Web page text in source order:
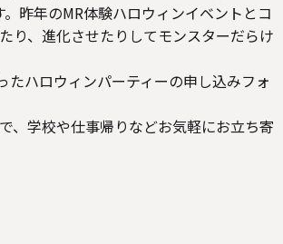
昨年のMR体験ハロウィンイベントとコ
り、進化させたりしてモンスターだらけ
ハロウィンパーティーの申し込みフォ
、学校や仕事帰りなどお気軽にお立ち寄